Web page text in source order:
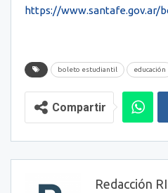
https://www.santafe.gov.ar/
boleto estudiantil educación
Compartir
Redacción